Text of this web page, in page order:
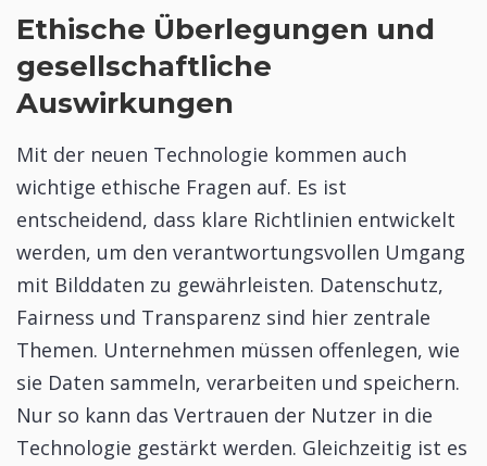
Ethische Überlegungen und
gesellschaftliche
Auswirkungen
Mit der neuen Technologie kommen auch
wichtige ethische Fragen auf. Es ist
entscheidend, dass klare Richtlinien entwickelt
werden, um den verantwortungsvollen Umgang
mit Bilddaten zu gewährleisten. Datenschutz,
Fairness und Transparenz sind hier zentrale
Themen. Unternehmen müssen offenlegen, wie
sie Daten sammeln, verarbeiten und speichern.
Nur so kann das Vertrauen der Nutzer in die
Technologie gestärkt werden. Gleichzeitig ist es